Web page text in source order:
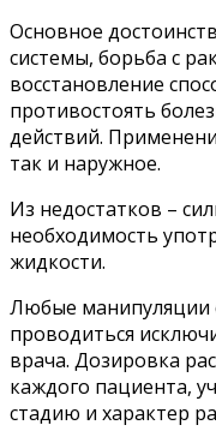
Основное
системы, борьба с
восстановление
противостоять
действий.
так и наружное.
Из недостатков –
необходимость
жидкости.
Любые манипуляции
проводиться
врача. Дозировка
каждого пациента,
стадию и характер